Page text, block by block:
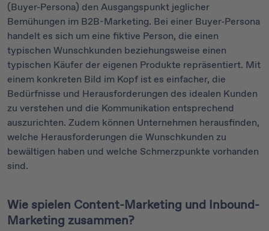
(Buyer-Persona) den Ausgangspunkt jeglicher
Bemühungen im B2B-Marketing. Bei einer Buyer-Persona
handelt es sich um eine fiktive Person, die einen
typischen Wunschkunden beziehungsweise einen
typischen Käufer der eigenen Produkte repräsentiert. Mit
einem konkreten Bild im Kopf ist es einfacher, die
Bedürfnisse und Herausforderungen des idealen Kunden
zu verstehen und die Kommunikation entsprechend
auszurichten. Zudem können Unternehmen herausfinden,
welche Herausforderungen die Wunschkunden zu
bewältigen haben und welche Schmerzpunkte vorhanden
sind.
Wie spielen Content-Marketing und Inbound-
Marketing zusammen?